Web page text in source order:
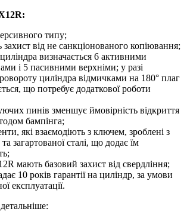
типу;
від не санкціонованого копіювання;
визначається 6 активними
і 5 пасивними верхніми; у разі
циліндра відмичками на 180° плаг
що потребує додаткової роботи
пинів зменшує ймовірність відкриття
бампінга;
які взаємодіють з ключем, зроблені з
загартованої сталі, що додає їм
мають базовий захист від свердління;
10 років гарантії на циліндр, за умови
експлуатації.